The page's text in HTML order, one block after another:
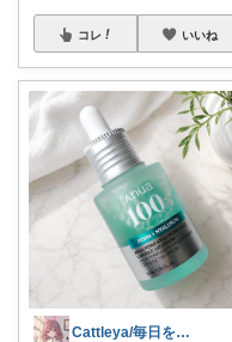
コレ いいね
Cattleya/毎日を整える美容コスメ